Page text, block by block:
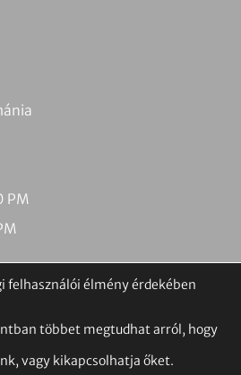
PM
fizetés
átutalás
felhasználói élmény érdekében
többet megtudhat arról, hogy
vagy kikapcsolhatja őket.